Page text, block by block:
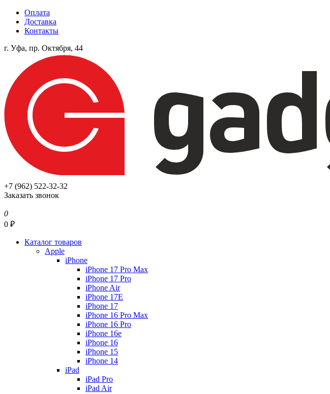
Оплата
Доставка
Контакты
г. Уфа, пр. Октября, 44
+7 (962) 522-32-32
Заказать звонок
0
0 ₽
Каталог товаров
Apple
iPhone
iPhone 17 Pro Max
iPhone 17 Pro
iPhone Air
iPhone 17E
iPhone 17
iPhone 16 Pro Max
iPhone 16 Pro
iPhone 16e
iPhone 16
iPhone 15
iPhone 14
iPad
iPad Pro
iPad Air